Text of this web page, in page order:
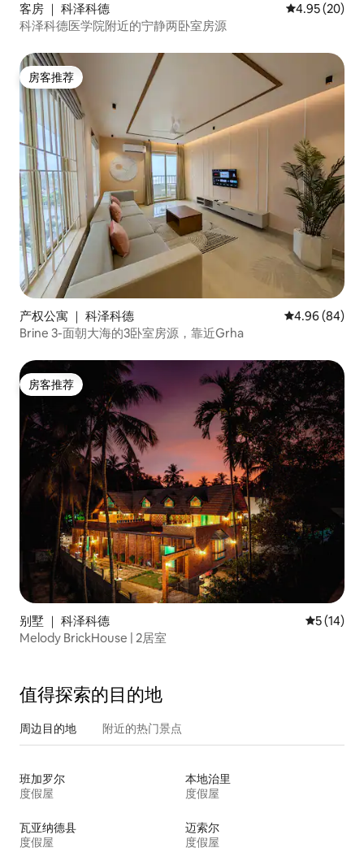
客房 ｜ 科泽科德 平均评分
4.95 (20)
科泽科德医学院附近的宁静两卧室房源
房客推荐
房客推荐
产权公寓 ｜ 科泽科德 平均评分 4.96
4.96 (84)
Brine 3-面朝大海的3卧室房源，靠近Grha
房客推荐
房客推荐
别墅 ｜ 科泽科德 平均评分
5 (14)
Melody BrickHouse | 2居室
值得探索的目的地
周边目的地 附近的热门景点
班加罗尔
度假屋
本地治里
度假屋
瓦亚纳德县
度假屋
迈索尔
度假屋